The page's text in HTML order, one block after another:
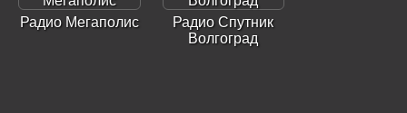
Радио Мегаполис
Радио Спутник
Волгоград